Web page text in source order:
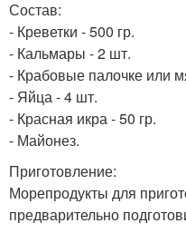
Состав:
- Креветки - 500 гр.
- Кальмары - 2 шт.
- Крабовые палочке или
- Яйца - 4 шт.
- Красная икра - 50 гр.
- Майонез.
Приготовление:
Морепродукты для
предварительно